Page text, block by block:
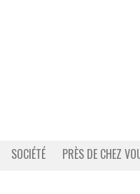
SOCIÉTÉ PRÈS DE CHEZ